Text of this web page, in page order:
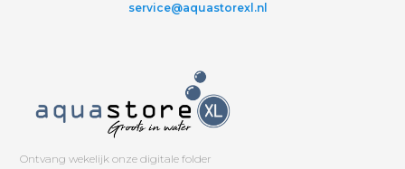
service@aquastorexl.nl
Ontvang wekelijk onze digitale folder